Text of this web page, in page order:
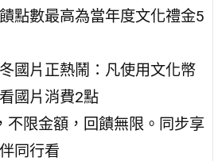
點數最高為當年度文化禮金5
國片正熱鬧：凡使用文化幣
國片消費2點
不限金額，回饋無限。同步享
同行看